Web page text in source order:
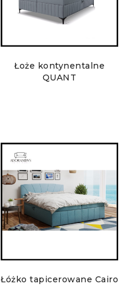
Łoże kontynentalne
QUANT
Łóżko tapicerowane Cairo